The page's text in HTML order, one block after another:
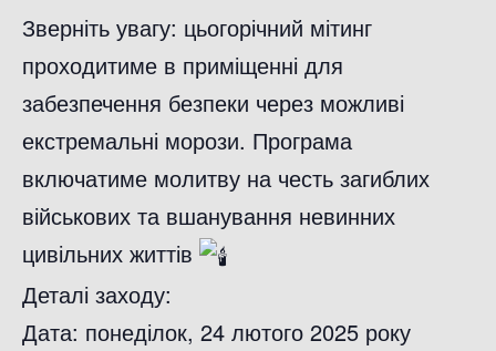
Зверніть увагу: цьогорічний мітинг
проходитиме в приміщенні для
забезпечення безпеки через можливі
екстремальні морози. Програма
включатиме молитву на честь загиблих
військових та вшанування невинних
цивільних життів
Деталі заходу:
Дата: понеділок, 24 лютого 2025 року